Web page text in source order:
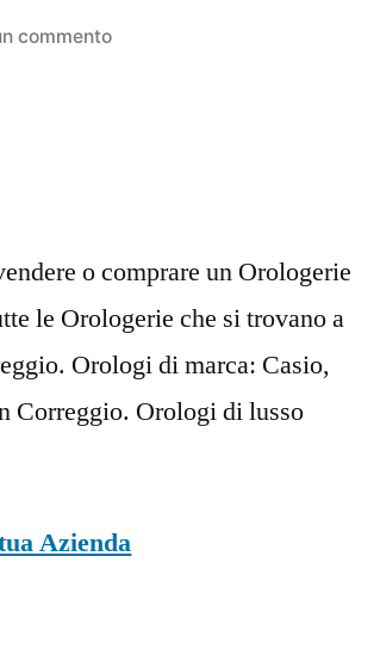
commentosu
o comprare un Orologerie
le Orologerie che si trovano a
Orologi di marca: Casio,
Correggio. Orologi di lusso
Azienda